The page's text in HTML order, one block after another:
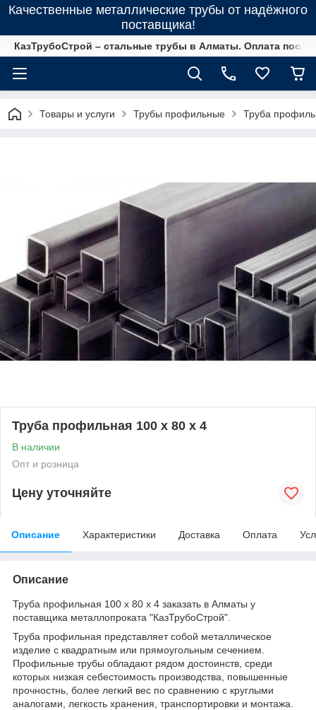
Качественные металлические трубы от надёжного
поставщика!
КазТрубоСтрой – стальные трубы в Алматы. Оплата
Товары и услуги Трубы профильные Труба
Труба профильная 100 х 80 х 4
В наличии
Опт и розница
Цену уточняйте
Описание Характеристики Доставка Оплата
Описание
Труба профильная 100 х 80 х 4 заказать в Алматы у
поставщика металлопроката "КазТрубоСтрой".
Труба профильная представляет собой металлическое
изделие с квадратным или прямоугольным сечением.
Профильные трубы обладают рядом достоинств, среди
которых низкая себестоимость производства, повышенные
прочностнь, более легкий вес по сравнению с круглыми
аналогами, легкость хранения, транспортировки и монтажа.